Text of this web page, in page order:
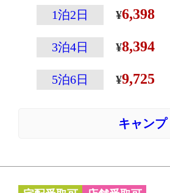
1泊2日 6,398
3泊4日 8,394
5泊6日 9,725
キャンプ